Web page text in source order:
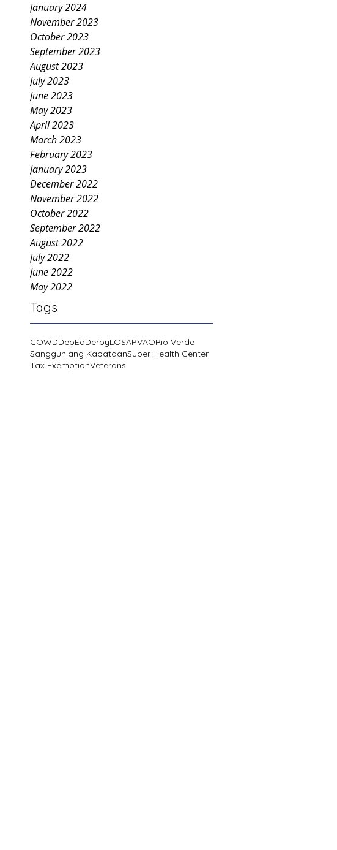
January 2024
November 2023
October 2023
September 2023
August 2023
July 2023
June 2023
May 2023
April 2023
March 2023
February 2023
January 2023
December 2022
November 2022
October 2022
September 2022
August 2022
July 2022
June 2022
May 2022
Tags
COWDDepEdDerbyLOSAPVAORio Verde
Sangguniang KabataanSuper Health Center
Tax ExemptionVeterans